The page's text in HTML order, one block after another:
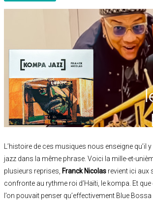
L’histoire de ces musiques nous enseigne
jazz dans la même phrase. Voici la mille-et-
plusieurs reprises, Franck Nicolas revient ici aux
confronte au rythme roi d’Haïti, le kompa. Et
l’on pouvait penser qu’effectivement Blue